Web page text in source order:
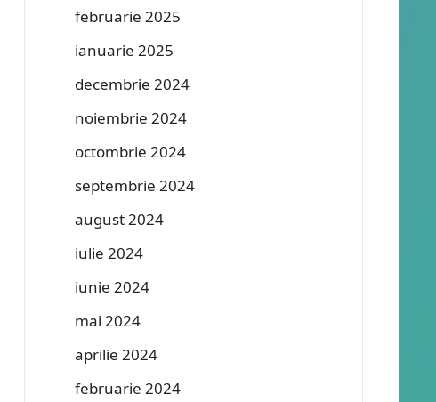
februarie 2025
ianuarie 2025
decembrie 2024
noiembrie 2024
octombrie 2024
septembrie 2024
august 2024
iulie 2024
iunie 2024
mai 2024
aprilie 2024
februarie 2024